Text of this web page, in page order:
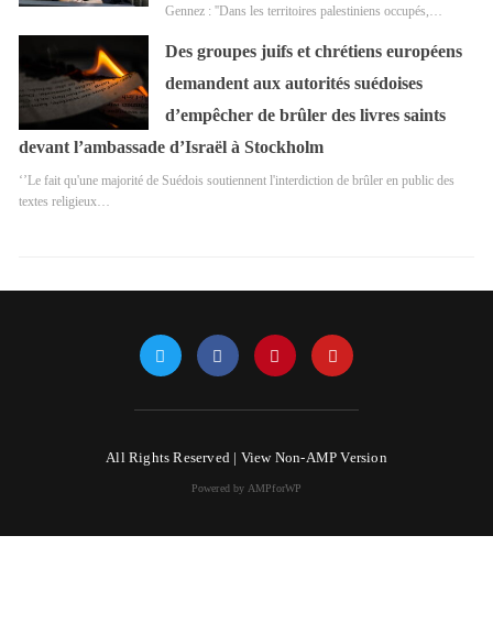
Gennez : ''Dans les territoires palestiniens occupés,…
Des groupes juifs et chrétiens européens
demandent aux autorités suédoises
d’empêcher de brûler des livres saints
devant l’ambassade d’Israël à Stockholm
‘’Le fait qu'une majorité de Suédois soutiennent l'interdiction de brûler en public des
textes religieux…
All Rights Reserved | View Non-AMP Version
Powered by AMPforWP